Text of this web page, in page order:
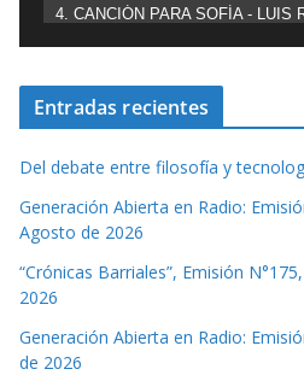
4. CANCIÓN PARA SOFÍA - LUIS
Entradas recientes
Del debate entre filosofía y
Generación Abierta en Radio:
Agosto de 2026
“Crónicas Barriales”, Emisión
2026
Generación Abierta en Radio:
de 2026